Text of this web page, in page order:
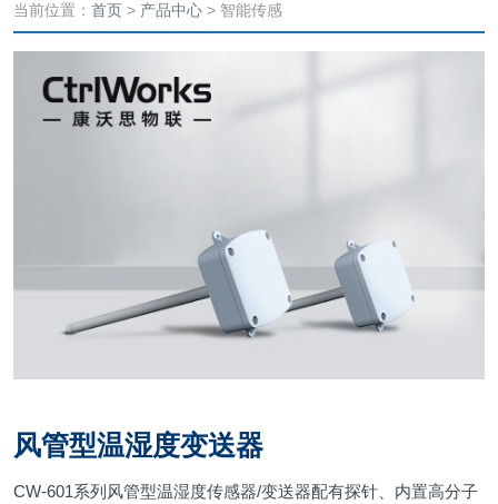
当前位置： 首页 > 产品中心 > 智能传感
风管型温湿度变送器
CW-601系列风管型温湿度传感器/变送器配有探针、内置高分子